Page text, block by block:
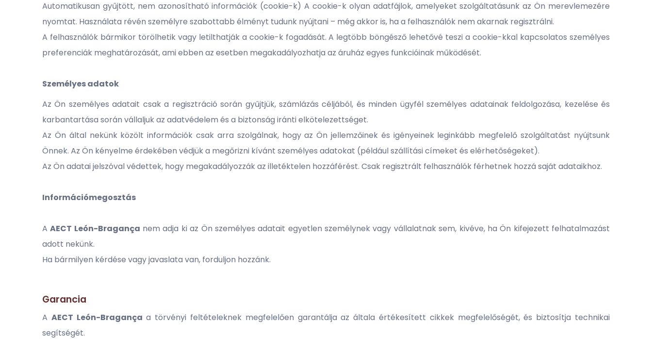
Automatikusan gyűjtött, nem azonosítható információk (cookie-k) A cookie-k olyan adatfájlok, amelyeket szolgáltatásunk az Ön merevlemezére
nyomtat. Használata révén személyre szabottabb élményt tudunk nyújtani – még akkor is, ha a felhasználók nem akarnak regisztrálni.
A felhasználók bármikor törölhetik vagy letilthatják a cookie-k fogadását. A legtöbb böngésző lehetővé teszi a cookie-kkal kapcsolatos személyes
preferenciák meghatározását, ami ebben az esetben megakadályozhatja az áruház egyes funkcióinak működését.
Személyes adatok
Az Ön személyes adatait csak a regisztráció során gyűjtjük, számlázás céljából, és minden ügyfél személyes adatainak feldolgozása, kezelése és
karbantartása során vállaljuk az adatvédelem és a biztonság iránti elkötelezettséget.
Az Ön által nekünk közölt információk csak arra szolgálnak, hogy az Ön jellemzőinek és igényeinek leginkább megfelelő szolgáltatást nyújtsunk
Önnek. Az Ön kényelme érdekében védjük a megőrizni kívánt személyes adatokat (például szállítási címeket és elérhetőségeket).
Az Ön adatai jelszóval védettek, hogy megakadályozzák az illetéktelen hozzáférést. Csak regisztrált felhasználók férhetnek hozzá saját adataikhoz.
Információmegosztás
AAECT León-Bragança nem adja ki az Ön személyes adatait egyetlen személynek vagy vállalatnak sem, kivéve, ha Ön kifejezett felhatalmazást
adott nekünk.
Ha bármilyen kérdése vagy javaslata van, forduljon hozzánk.
Garancia
A AECT León-Bragança a törvényi feltételeknek megfelelően garantálja az általa értékesített cikkek megfelelőségét, és biztosítja technikai
segítségét.